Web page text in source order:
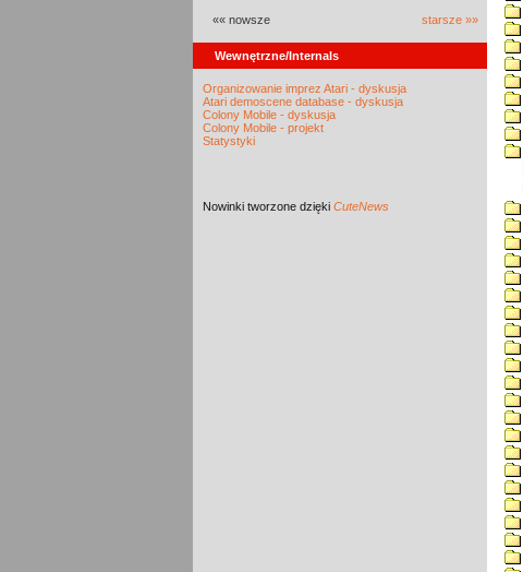
«« nowsze starsze »»
Wewnętrzne/Internals
Organizowanie imprez Atari - dyskusja
Atari demoscene database - dyskusja
Colony Mobile - dyskusja
Colony Mobile - projekt
Statystyki
Nowinki tworzone dzięki CuteNews